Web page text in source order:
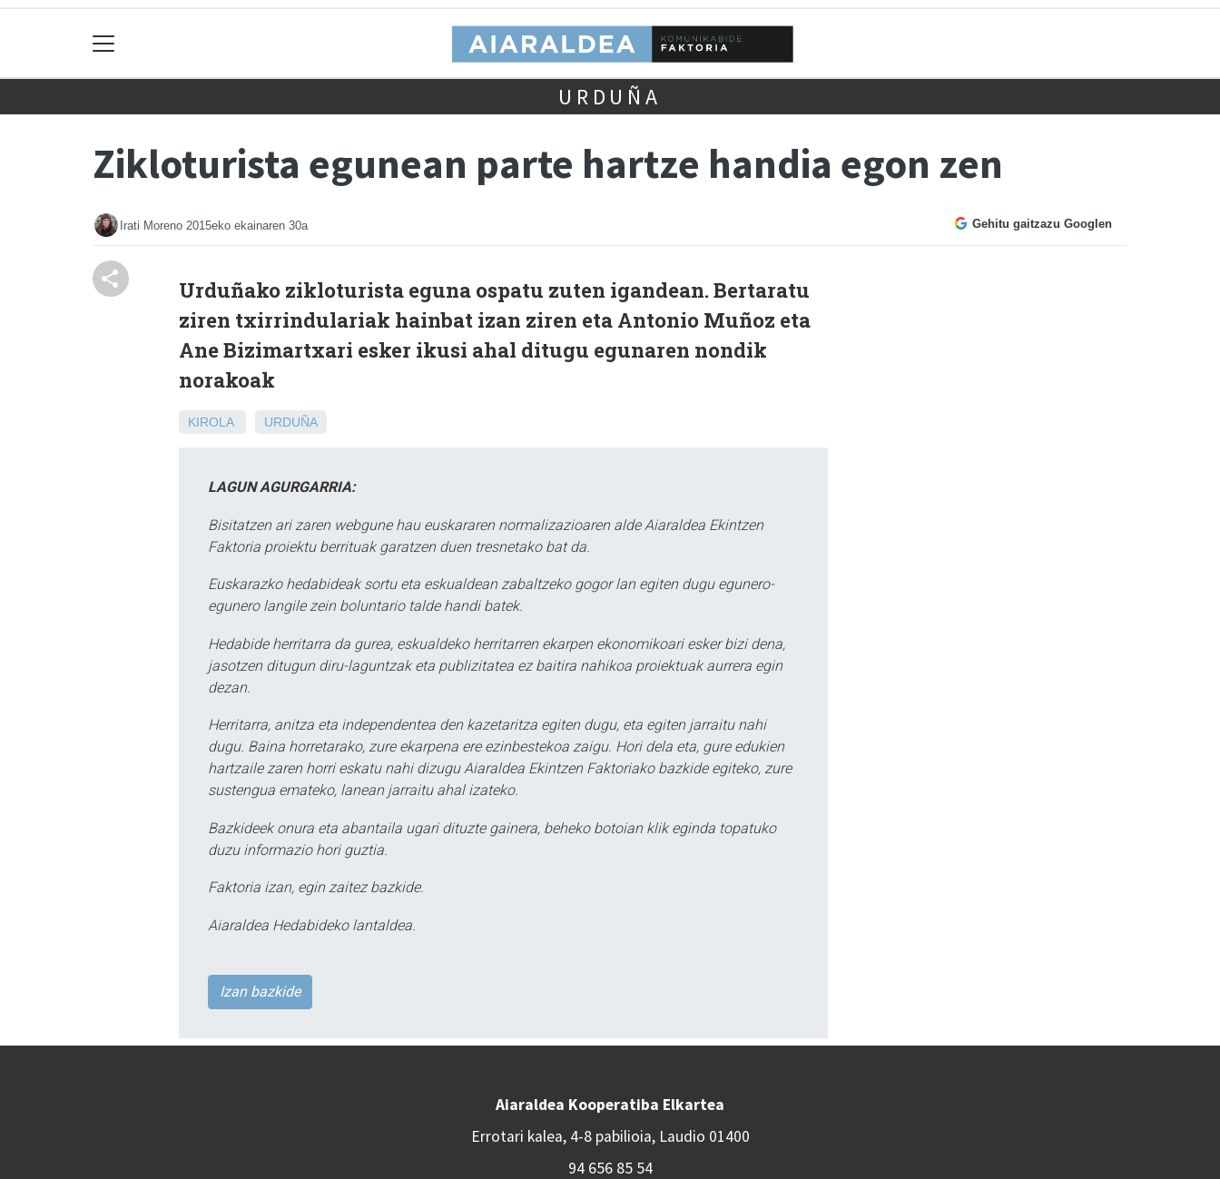
URDUÑA
Zikloturista egunean parte hartze handia egon zen
Irati Moreno 2015eko ekainaren 30a Gehitu gaitzazu Googlen
Urduñako zikloturista eguna ospatu zuten igandean. Bertaratu
ziren txirrindulariak hainbat izan ziren eta Antonio Muñoz eta
Ane Bizimartxari esker ikusi ahal ditugu egunaren nondik
norakoak
KIROLA URDUÑA
LAGUN AGURGARRIA:
Bisitatzen ari zaren webgune hau euskararen normalizazioaren alde Aiaraldea Ekintzen
Faktoria proiektu berrituak garatzen duen tresnetako bat da.
Euskarazko hedabideak sortu eta eskualdean zabaltzeko gogor lan egiten dugu egunero-
egunero langile zein boluntario talde handi batek.
Hedabide herritarra da gurea, eskualdeko herritarren ekarpen ekonomikoari esker bizi dena,
jasotzen ditugun diru-laguntzak eta publizitatea ez baitira nahikoa proiektuak aurrera egin
dezan.
Herritarra, anitza eta independentea den kazetaritza egiten dugu, eta egiten jarraitu nahi
dugu. Baina horretarako, zure ekarpena ere ezinbestekoa zaigu. Hori dela eta, gure edukien
hartzaile zaren horri eskatu nahi dizugu Aiaraldea Ekintzen Faktoriako bazkide egiteko, zure
sustengua emateko, lanean jarraitu ahal izateko.
Bazkideek onura eta abantaila ugari dituzte gainera, beheko botoian klik eginda topatuko
duzu informazio hori guztia.
Faktoria izan, egin zaitez bazkide.
Aiaraldea Hedabideko lantaldea.
Izan bazkide
Aiaraldea Kooperatiba Elkartea
Errotari kalea, 4-8 pabilioia, Laudio 01400
94 656 85 54